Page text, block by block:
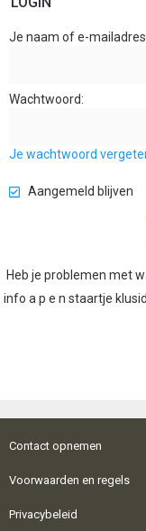
Je naam of e-mailadres
Wachtwoord
Je wachtwoord
Aangemeld blijven
Heb je problemen met
info a p e n staartje
Contact opnemen
Voorwaarden en regels
Privacybeleid